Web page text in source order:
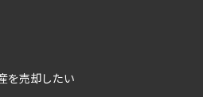
を売却したい